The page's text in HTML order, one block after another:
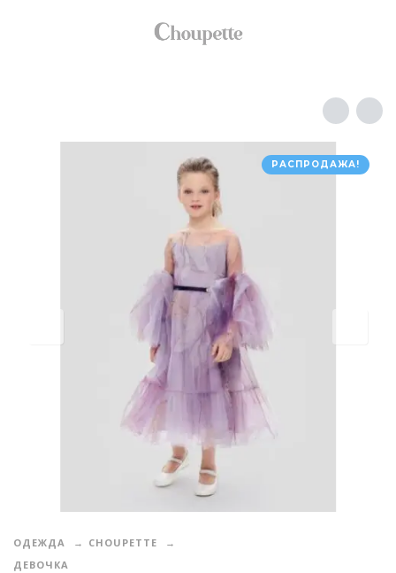
РАСПРОДАЖА!
ОДЕЖДА
CHOUPETTE
ДЕВОЧКА